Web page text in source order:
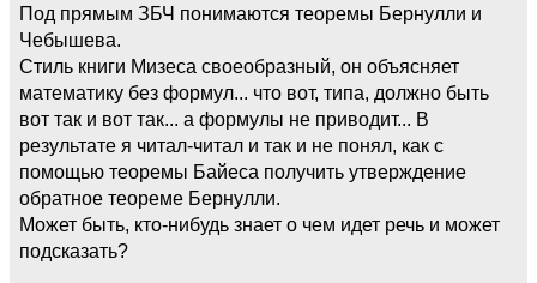
Под прямым ЗБЧ понимаются теоремы Бернулли и
Чебышева.
Стиль книги Мизеса своеобразный, он объясняет
математику без формул... что вот, типа, должно быть
вот так и вот так... а формулы не приводит... В
результате я читал-читал и так и не понял, как с
помощью теоремы Байеса получить утверждение
обратное теореме Бернулли.
Может быть, кто-нибудь знает о чем идет речь и может
подсказать?